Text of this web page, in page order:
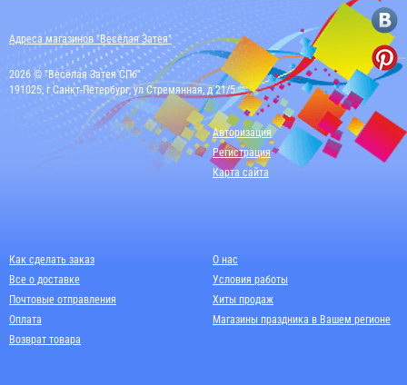
Адреса магазинов "Весёлая Затея"
2026 © "Весёлая Затея СПб"
191025, г Санкт-Петербург, ул Стремянная, д 21/5
Авторизация
Регистрация
Карта сайта
Как сделать заказ
Все о доставке
Почтовые отправления
Оплата
Возврат товара
О нас
Условия работы
Хиты продаж
Магазины праздника в Вашем регионе